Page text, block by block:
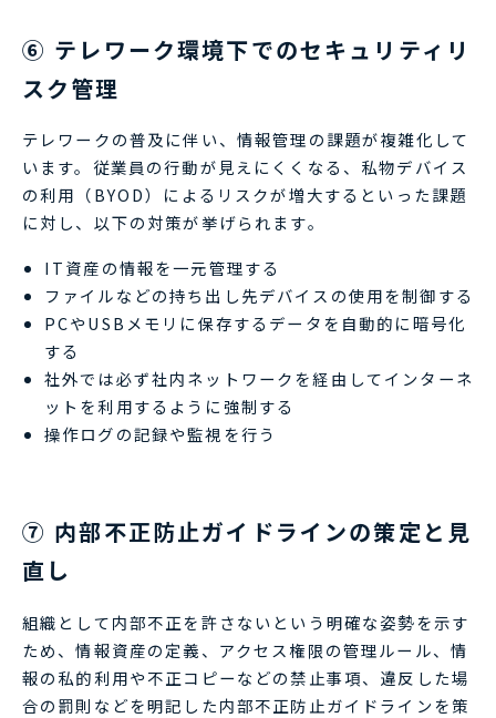
⑥ テレワーク環境下でのセキュリティリ
スク管理
テレワークの普及に伴い、情報管理の課題が複雑化して
います。従業員の行動が見えにくくなる、私物デバイス
の利用（BYOD）によるリスクが増大するといった課題
に対し、以下の対策が挙げられます。
IT資産の情報を一元管理する
ファイルなどの持ち出し先デバイスの使用を制御する
PCやUSBメモリに保存するデータを自動的に暗号化
する
社外では必ず社内ネットワークを経由してインターネ
ットを利用するように強制する
操作ログの記録や監視を行う
⑦ 内部不正防止ガイドラインの策定と見
直し
組織として内部不正を許さないという明確な姿勢を示す
ため、情報資産の定義、アクセス権限の管理ルール、情
報の私的利用や不正コピーなどの禁止事項、違反した場
合の罰則などを明記した内部不正防止ガイドラインを策